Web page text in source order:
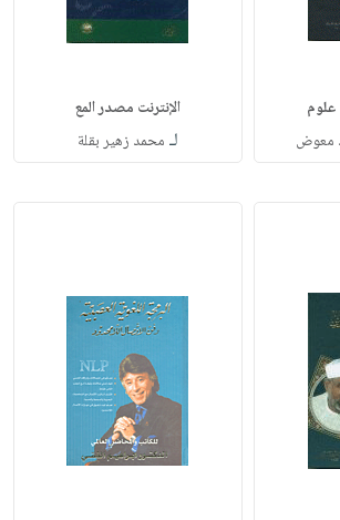
معوض
الإنترنت مصدر المع
لـ محمد زهير بقلة